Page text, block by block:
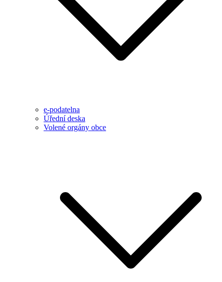
e-podatelna
Úřední deska
Volené orgány obce